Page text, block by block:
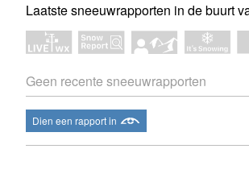
Laatste sneeuwrapporten in de buurt
Geen recente sneeuwrapporten
Dien een rapport in